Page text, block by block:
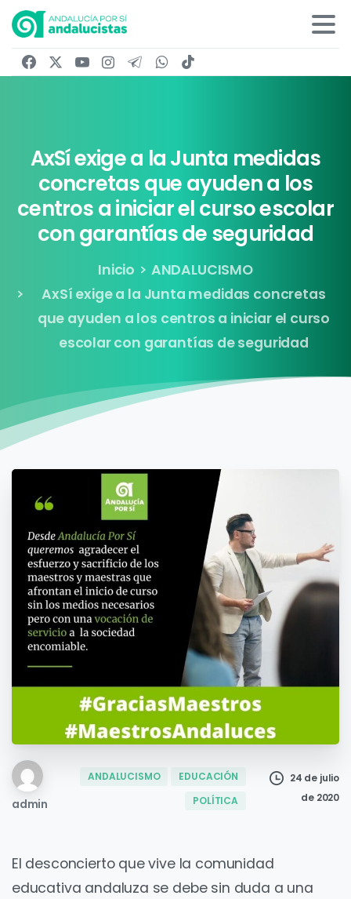
AxSíexigea laJunta medidas
concretasqueayudena los
centrosainiciarelcursoescolar
congarantíasdeseguridad
Inicio
ANDALUCISMO
AxSí exige a la Junta medidas concretas
que ayuden a los centros a iniciar el curso
escolar con garantías de seguridad
admin
ANDALUCISMO
EDUCACIÓN
POLÍTICA
24 de julio
de 2020
El desconcierto que vive la comunidad
educativa andaluza se debe sin duda a una